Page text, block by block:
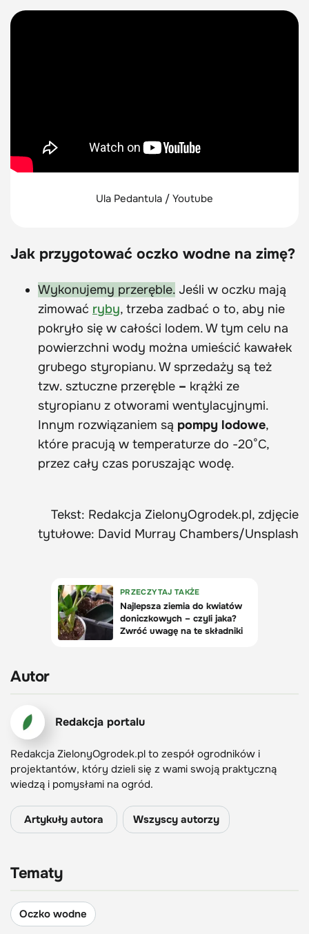
Ula Pedantula / Youtube
Jak przygotować oczko wodne na zimę?
Wykonujemy przeręble. Jeśli w oczku mają
zimować ryby, trzeba zadbać o to, aby nie
pokryło się w całości lodem. W tym celu na
powierzchni wody można umieścić kawałek
grubego styropianu. W sprzedaży są też
tzw. sztuczne przeręble – krążki ze
styropianu z otworami wentylacyjnymi.
Innym rozwiązaniem są pompy lodowe,
które pracują w temperaturze do -20°C,
przez cały czas poruszając wodę.
Tekst: Redakcja ZielonyOgrodek.pl, zdjęcie
tytułowe: David Murray Chambers/Unsplash
Autor
Redakcja portalu
Redakcja ZielonyOgrodek.pl to zespół ogrodników i
projektantów, który dzieli się z wami swoją praktyczną
wiedzą i pomysłami na ogród.
Artykuły autora Wszyscy autorzy
Tematy
Oczko wodne